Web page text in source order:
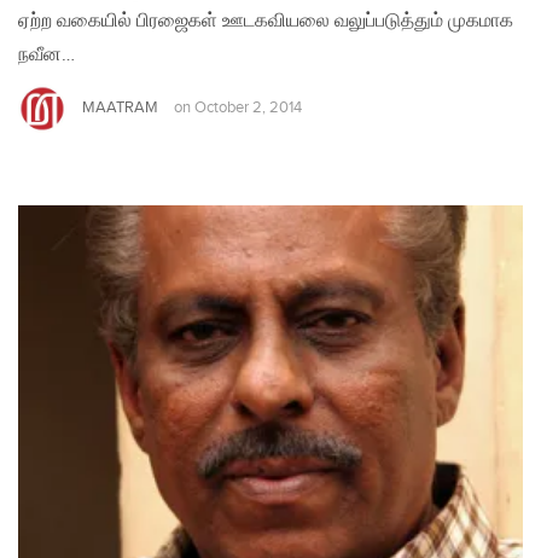
ஏற்ற வகையில் பிரஜைகள் ஊடகவியலை வலுப்படுத்தும் முகமாக
நவீன…
MAATRAM on October 2, 2014